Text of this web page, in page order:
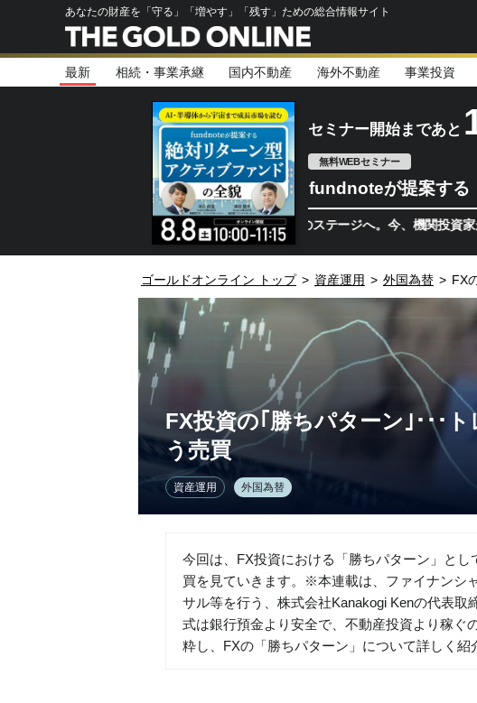
あなたの財産を「守る」「増やす」「残す」ための総合情報サイト
最新 相続・事業承継 国内不動産 海外不動産 事業投資
セミナー開始まであと
無料WEBセミナー
fundnoteが提案する
半導体相場は次のステージへ。今、機関投資家が注視
ゴールドオンライン トップ > 資産運用 > 外国為替 > FX
FX投資の｢勝ちパターン｣･･･
う売買
資産運用 外国為替
今回は、FX投資における「勝ちパターン」と
買を見ていきます。※本連載は、ファイナンシ
サル等を行う、株式会社Kanakogi Kenの代表取
式は銀行預金より安全で、不動産投資より稼ぐ
粋し、FXの「勝ちパターン」について詳しく紹